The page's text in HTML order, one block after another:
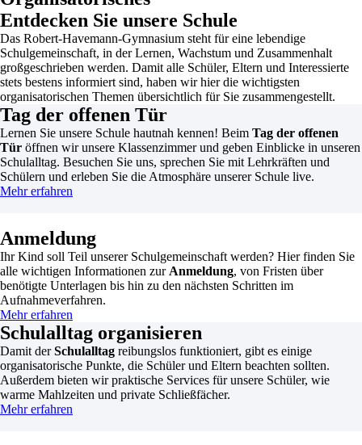
Entdecken Sie unsere Schule
Das Robert-Havemann-Gymnasium steht für eine lebendige
Schulgemeinschaft, in der Lernen, Wachstum und Zusammenhalt
großgeschrieben werden. Damit alle Schüler, Eltern und Interessierte
stets bestens informiert sind, haben wir hier die wichtigsten
organisatorischen Themen übersichtlich für Sie zusammengestellt.
Tag der offenen Tür
Lernen Sie unsere Schule hautnah kennen! Beim Tag der offenen
Tür öffnen wir unsere Klassenzimmer und geben Einblicke in unseren
Schulalltag. Besuchen Sie uns, sprechen Sie mit Lehrkräften und
Schülern und erleben Sie die Atmosphäre unserer Schule live.
Mehr erfahren
Anmeldung
Ihr Kind soll Teil unserer Schulgemeinschaft werden? Hier finden Sie
alle wichtigen Informationen zur Anmeldung, von Fristen über
benötigte Unterlagen bis hin zu den nächsten Schritten im
Aufnahmeverfahren.
Mehr erfahren
Schulalltag organisieren
Damit derSchulalltag reibungslos funktioniert, gibt es einige
organisatorische Punkte, die Schüler und Eltern beachten sollten.
Außerdem bieten wir praktische Services für unsere Schüler, wie
warme Mahlzeiten und private Schließfächer.
Mehr erfahren